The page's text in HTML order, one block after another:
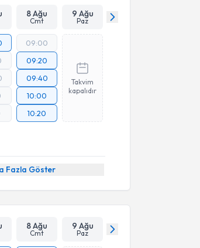
8 Ağu
Cmt
9 Ağu
Paz
09:00
09:20
09:40
10:00
10:20
Takvim
kapalıdır
Fazla Göster
8 Ağu
Cmt
9 Ağu
Paz